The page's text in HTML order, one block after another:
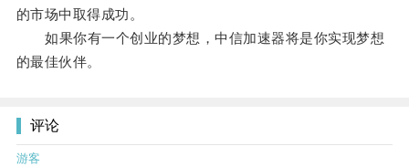
的市场中取得成功。
如果你有一个创业的梦想，中信加速器将是你实现梦想
的最佳伙伴。
评论
游客